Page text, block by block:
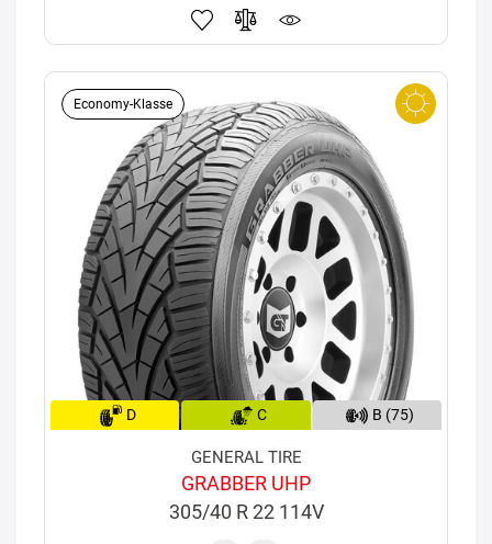
Economy-Klasse
D C B (75)
GENERAL TIRE
GRABBER UHP
305/40 R 22 114V